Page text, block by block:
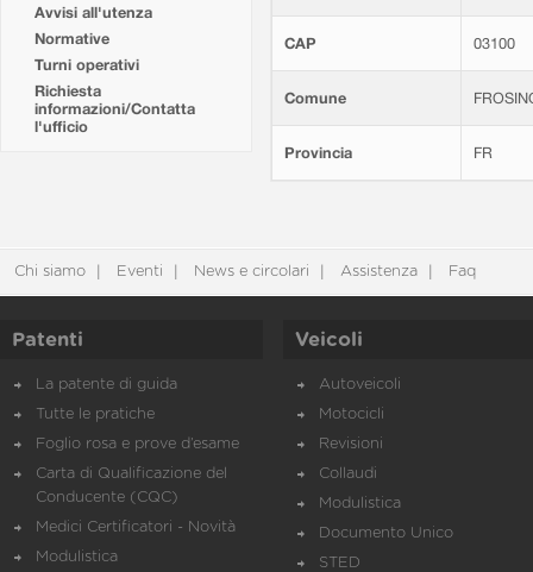
Avvisi all'utenza
Normative
Turni operativi
Richiesta
informazioni/Contatta
l'ufficio
CAP 03100
Comune
Provincia FR
Chi siamo Eventi News e circolari Assistenza Faq
Patenti
La patente di guida
Tutte le pratiche
Foglio rosa e prove d’esame
Carta di Qualificazione del
Conducente (CQC)
Medici Certificatori - Novità
Modulistica
Veicoli
Autoveicoli
Motocicli
Revisioni
Collaudi
Modulistica
Documento Unico
STED